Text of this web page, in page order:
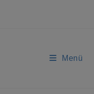
Menü